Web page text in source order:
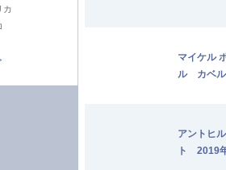
カ
マイケル
ル カベ
アントヒ
ト 2019